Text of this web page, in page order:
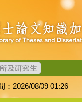
：2026/08/09 01:26